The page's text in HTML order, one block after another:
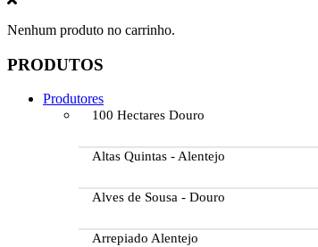
Nenhum produto no carrinho.
PRODUTOS
Produtores
100 Hectares Douro
Altas Quintas - Alentejo
Alves de Sousa - Douro
Arrepiado Alentejo